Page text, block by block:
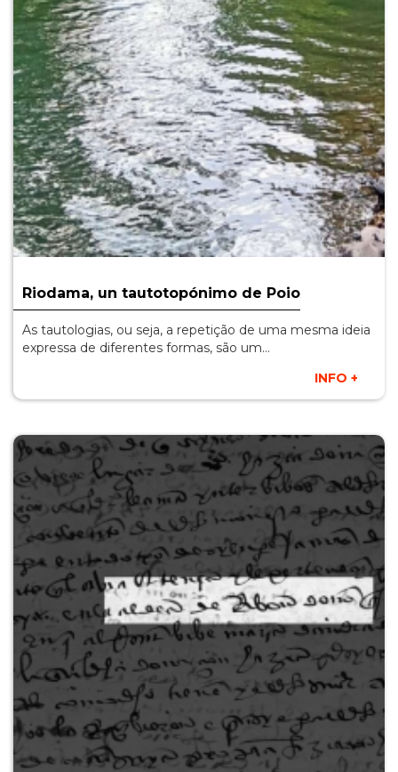
Riodama, un tautotopónimo de Poio
As tautologias, ou seja, a repetição de uma mesma ideia
expressa de diferentes formas, são um…
INFO +